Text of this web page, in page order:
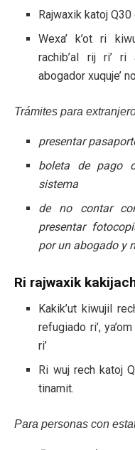
Rajwaxik katoj Q30
Wexa’ k’ot ri
rachib’al rij ri’ ri
abogador xuquje’
Trámites para
presentar
boleta de pago
sistema
de no contar
presentar
por un abogado y
Ri rajwaxik
Kakik’ut kiwujil
refugiado ri’,
ri’
Ri wuj rech katoj
tinamit.
Para personas con